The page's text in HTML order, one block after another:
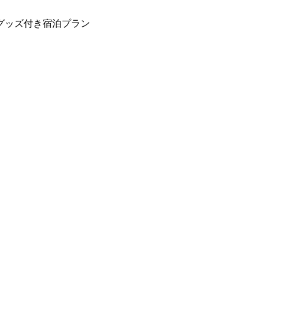
ッズ付き宿泊プラン